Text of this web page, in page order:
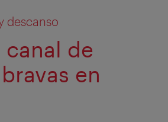
descanso
canal de
en